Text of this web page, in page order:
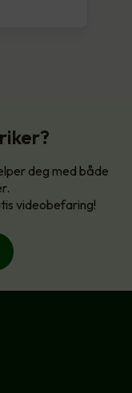
deg med både
videobefaring!